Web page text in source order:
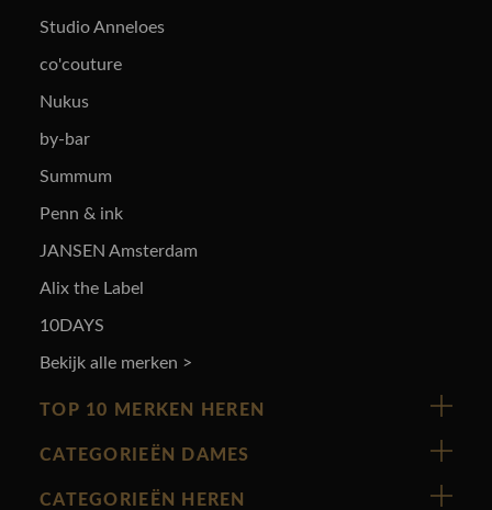
Studio Anneloes
co'couture
Nukus
by-bar
Summum
Penn & ink
JANSEN Amsterdam
Alix the Label
10DAYS
Bekijk alle merken >
TOP 10 MERKEN HEREN
Vanguard
Cast Iron
CATEGORIEËN DAMES
Nieuw binnen
CATEGORIEËN HEREN